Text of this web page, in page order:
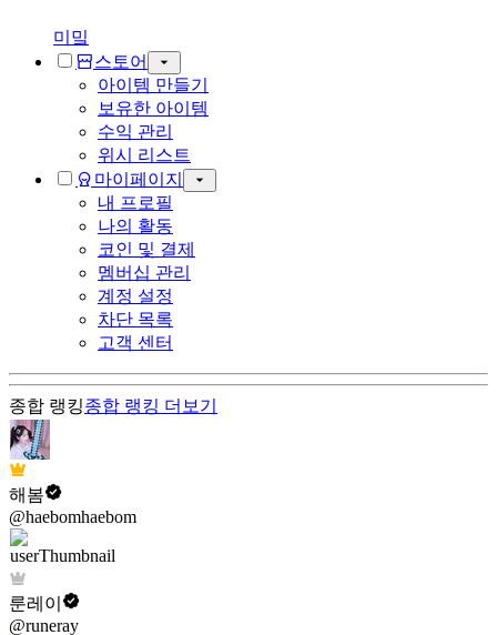
미밐
스토어
아이템 만들기
보유한 아이템
수익 관리
위시 리스트
마이페이지
내 프로필
나의 활동
코인 및 결제
멤버십 관리
계정 설정
차단 목록
고객 센터
종합 랭킹종합 랭킹 더보기
해봄
@haebomhaebom
룬레이
@runeray